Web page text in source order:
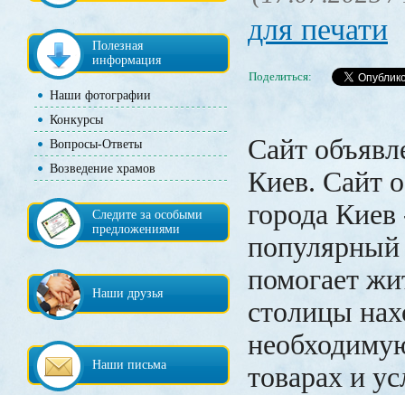
Полезная
информация
Наши фотографии
Конкурсы
Вопросы-Ответы
Возведение храмов
Следите за особыми
предложениями
Наши друзья
Наши письма
для печати
Поделиться:
Сайт
Киев. Сайт
города
популярный
помогает
столицы
товарах и